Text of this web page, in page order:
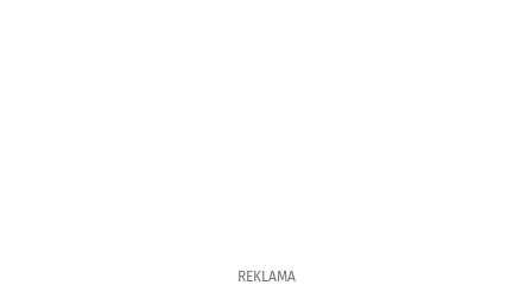
REKLAMA